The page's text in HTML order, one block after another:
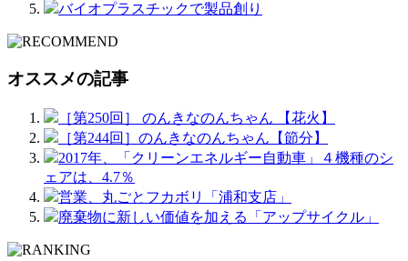
バイオプラスチックで製品創り
オススメの記事
［第250回］ のんきなのんちゃん 【花火】
［第244回］のんきなのんちゃん【節分】
2017年、「クリーンエネルギー自動車」４機種のシ
ェアは、4.7％
営業、丸ごとフカボリ「浦和支店」
廃棄物に新しい価値を加える「アップサイクル」